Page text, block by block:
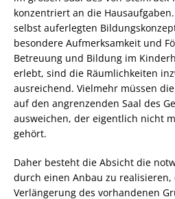
konzentriert an die
selbst auferlegten
besondere Aufmerksamkeit und
Betreuung und Bildung im
erlebt, sind die Räumlichkeiten
ausreichend. Vielmehr müssen
auf den angrenzenden Saal des
ausweichen, der eigentlich nicht
gehört.
Daher besteht die Absicht die
durch einen Anbau zu
Verlängerung des vorhandenen